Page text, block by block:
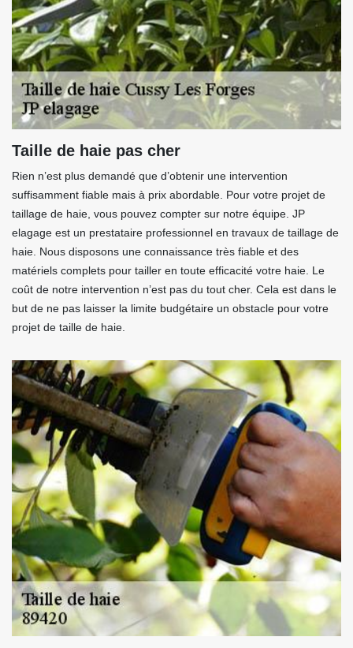
Taille de haie pas cher
Rien n’est plus demandé que d’obtenir une intervention
suffisamment fiable mais à prix abordable. Pour votre projet de
taillage de haie, vous pouvez compter sur notre équipe. JP
elagage est un prestataire professionnel en travaux de taillage de
haie. Nous disposons une connaissance très fiable et des
matériels complets pour tailler en toute efficacité votre haie. Le
coût de notre intervention n’est pas du tout cher. Cela est dans le
but de ne pas laisser la limite budgétaire un obstacle pour votre
projet de taille de haie.